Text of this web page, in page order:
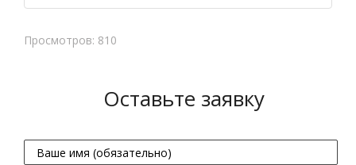
Просмотров: 810
Оставьте заявку